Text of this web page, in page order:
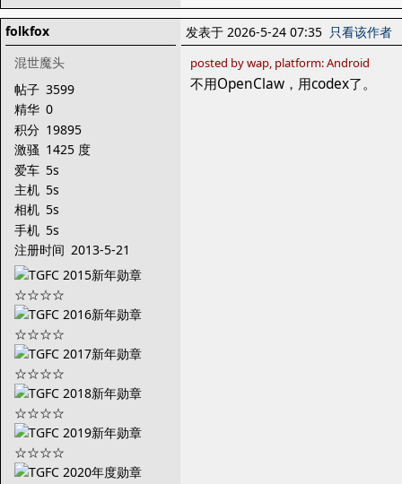
folkfox
混世魔头
帖子 3599
精华 0
积分 19895
激骚 1425 度
爱车 5s
主机 5s
相机 5s
手机 5s
注册时间 2013-5-21
发表于 2026-5-24 07:35 只看该作者
posted by wap, platform: Android
不用OpenClaw，用codex了。